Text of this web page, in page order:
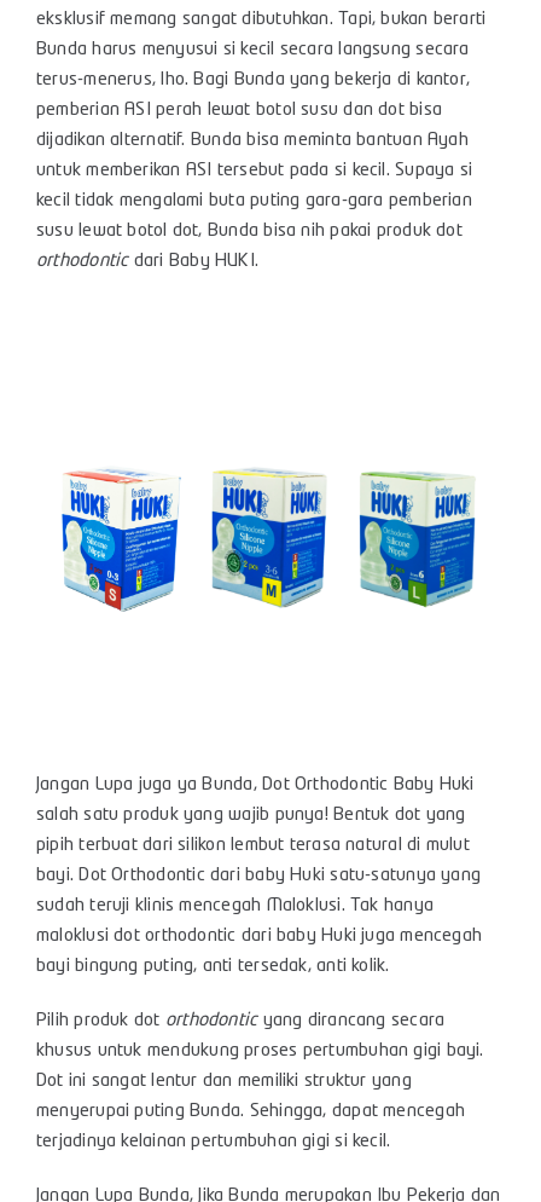
eksklusif memang sangat dibutuhkan. Tapi, bukan berarti
Bunda harus menyusui si kecil secara langsung secara
terus-menerus, lho. Bagi Bunda yang bekerja di kantor,
pemberian ASI perah lewat botol susu dan dot bisa
dijadikan alternatif. Bunda bisa meminta bantuan Ayah
untuk memberikan ASI tersebut pada si kecil. Supaya si
kecil tidak mengalami buta puting gara-gara pemberian
susu lewat botol dot, Bunda bisa nih pakai produk dot
orthodonticdari Baby HUKI.
Jangan Lupa juga ya Bunda, Dot Orthodontic Baby Huki
salah satu produk yang wajib punya! Bentuk dot yang
pipih terbuat dari silikon lembut terasa natural di mulut
bayi. Dot Orthodontic dari baby Huki satu-satunya yang
sudah teruji klinis mencegah Maloklusi. Tak hanya
maloklusi dot orthodontic dari baby Huki juga mencegah
bayi bingung puting, anti tersedak, anti kolik.
Pilih produk dot orthodonticyang dirancang secara
khusus untuk mendukung proses pertumbuhan gigi bayi.
Dot ini sangat lentur dan memiliki struktur yang
menyerupai puting Bunda. Sehingga, dapat mencegah
terjadinya kelainan pertumbuhan gigi si kecil.
Jangan Lupa Bunda, Jika Bunda merupakan Ibu Pekerja dan